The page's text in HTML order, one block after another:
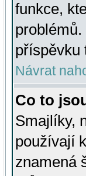
funkce,
příspěvku
Návrat
Co to
Smajlíky,
používají
znamená